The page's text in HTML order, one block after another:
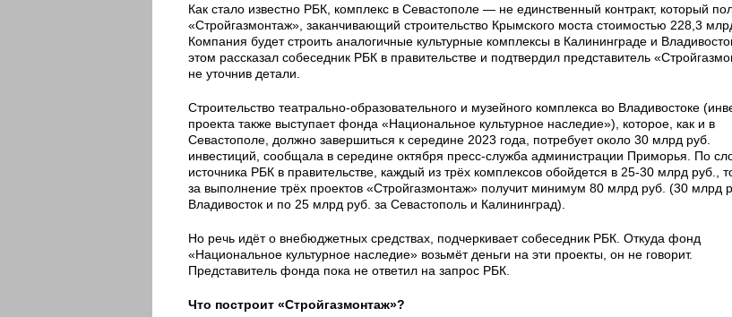
Как стало известно РБК, комплекс в Севастополе — не единственный контракт, который
«Стройгазмонтаж», заканчивающий строительство Крымского моста стоимостью 228,3
Компания будет строить аналогичные культурные комплексы в Калининграде и
этом рассказал собеседник РБК в правительстве и подтвердил представитель
не уточнив детали.
Строительство театрально-образовательного и музейного комплекса во Владивостоке
проекта также выступает фонда «Национальное культурное наследие»), которое, как и в
Севастополе, должно завершиться к середине 2023 года, потребует около 30 млрд руб.
инвестиций, сообщала в середине октября пресс-служба администрации Приморья. По
источника РБК в правительстве, каждый из трёх комплексов обойдется в 25-30 млрд руб.,
за выполнение трёх проектов «Стройгазмонтаж» получит минимум 80 млрд руб. (30 млрд
Владивосток и по 25 млрд руб. за Севастополь и Калининград).
Но речь идёт о внебюджетных средствах, подчеркивает собеседник РБК. Откуда фонд
«Национальное культурное наследие» возьмёт деньги на эти проекты, он не говорит.
Представитель фонда пока не ответил на запрос РБК.​
Что построит «Стройгазмонтаж»?